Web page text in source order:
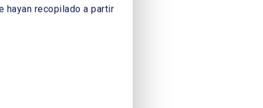
hayan recopilado a partir